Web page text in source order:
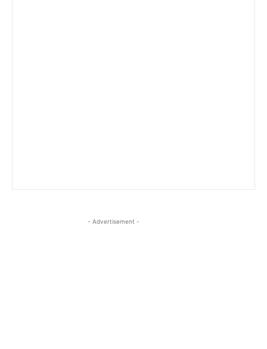
- Advertisement -